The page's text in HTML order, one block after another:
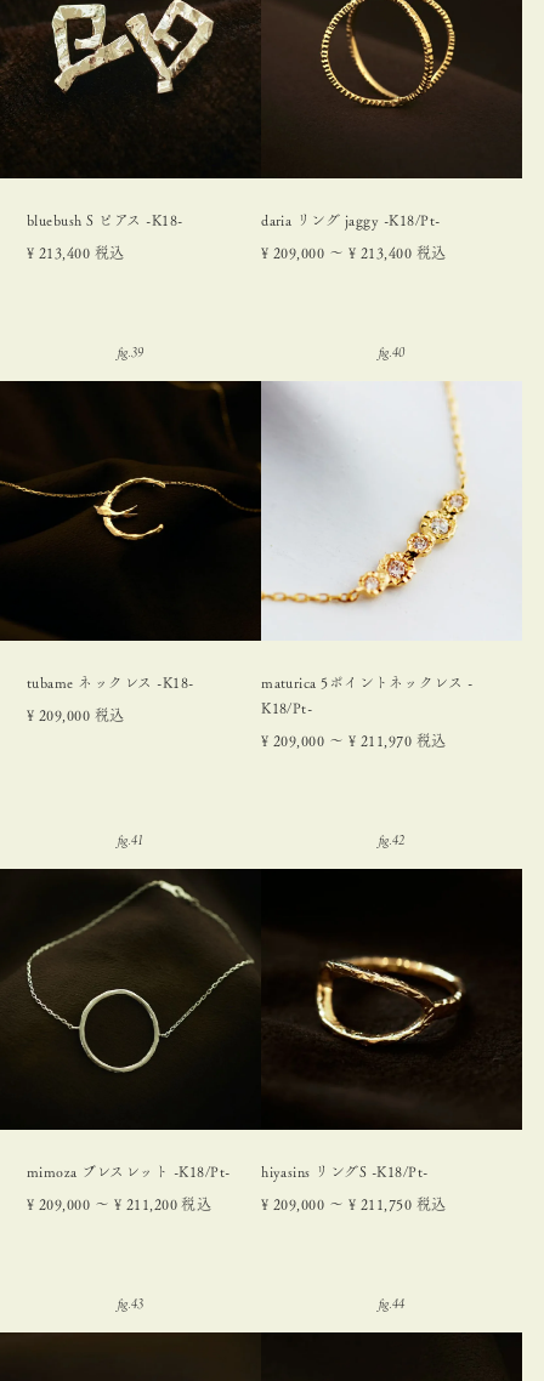
bluebush S ピアス -K18-
¥ 213,400 税込
daria リング jaggy -K18/Pt-
¥ 209,000 〜 ¥ 213,400 税込
tubame ネックレス -K18-
¥ 209,000 税込
maturica 5ポイントネックレス -
K18/Pt-
¥ 209,000 〜 ¥ 211,970 税込
mimoza ブレスレット -K18/Pt-
¥ 209,000 〜 ¥ 211,200 税込
hiyasins リングS -K18/Pt-
¥ 209,000 〜 ¥ 211,750 税込